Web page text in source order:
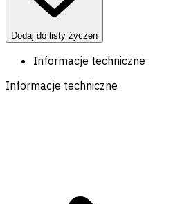
Dodaj do listy życzeń
Informacje techniczne
Informacje techniczne